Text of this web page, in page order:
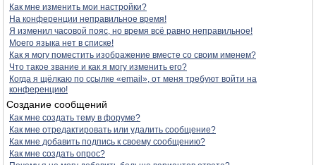
Как мне изменить мои настройки?
На конференции неправильное время!
Я изменил часовой пояс, но время всё равно неправильное!
Моего языка нет в списке!
Как я могу поместить изображение вместе со своим именем?
Что такое звание и как я могу изменить его?
Когда я щёлкаю по ссылке «email», от меня требуют войти на
конференцию!
Создание сообщений
Как мне создать тему в форуме?
Как мне отредактировать или удалить сообщение?
Как мне добавить подпись к своему сообщению?
Как мне создать опрос?